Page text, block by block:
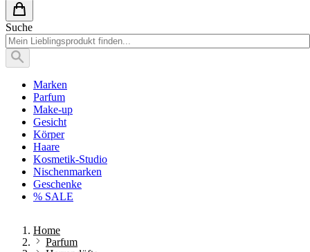
Suche
Marken
Parfum
Make-up
Gesicht
Körper
Haare
Kosmetik-Studio
Nischenmarken
Geschenke
% SALE
Home
Parfum